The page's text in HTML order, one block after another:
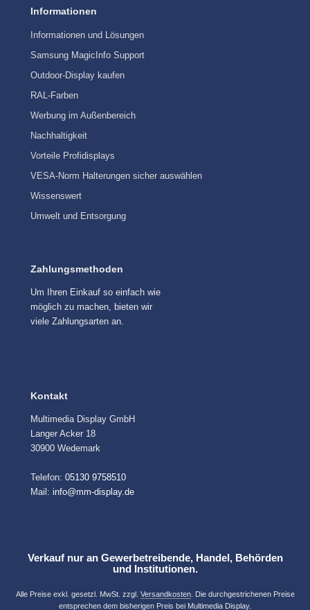
Informationen
Informationen und Lösungen
Samsung MagicInfo Support
Outdoor-Display kaufen
RAL-Farben
Werbung im Außenbereich
Nachhaltigkeit
Vorteile Profidisplays
VESA-Norm Halterungen sicher auswählen
Wissenswert
Umwelt und Entsorgung
Zahlungsmethoden
Um Ihren Einkauf so einfach wie
möglich zu machen, bieten wir
viele Zahlungsarten an.
Kontakt
Multimedia Display GmbH
Langer Acker 18
30900 Wedemark
Telefon: 05130 9758510
Mail: info@mm-display.de
Verkauf nur an Gewerbetreibende, Handel, Behörden
und Institutionen.
Alle Preise exkl. gesetzl. MwSt. zzgl. Versandkosten. Die durchgestrichenen Preise
entsprechen dem bisherigen Preis bei Multimedia Display.